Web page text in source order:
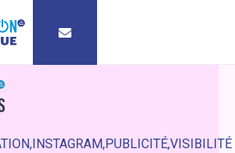
INSTAGRAM PUBLICITÉVISIBILITÉ